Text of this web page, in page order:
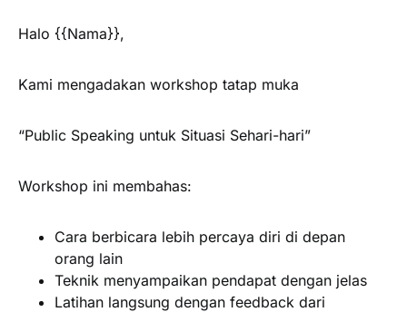
Halo {{Nama}},
Kami mengadakan workshop tatap muka
“Public Speaking untuk Situasi Sehari-hari”
Workshop ini membahas:
Cara berbicara lebih percaya diri di depan
orang lain
Teknik menyampaikan pendapat dengan jelas
Latihan langsung dengan feedback dari